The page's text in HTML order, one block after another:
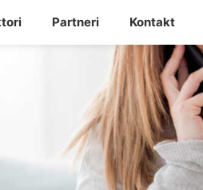
Partneri Kontakt